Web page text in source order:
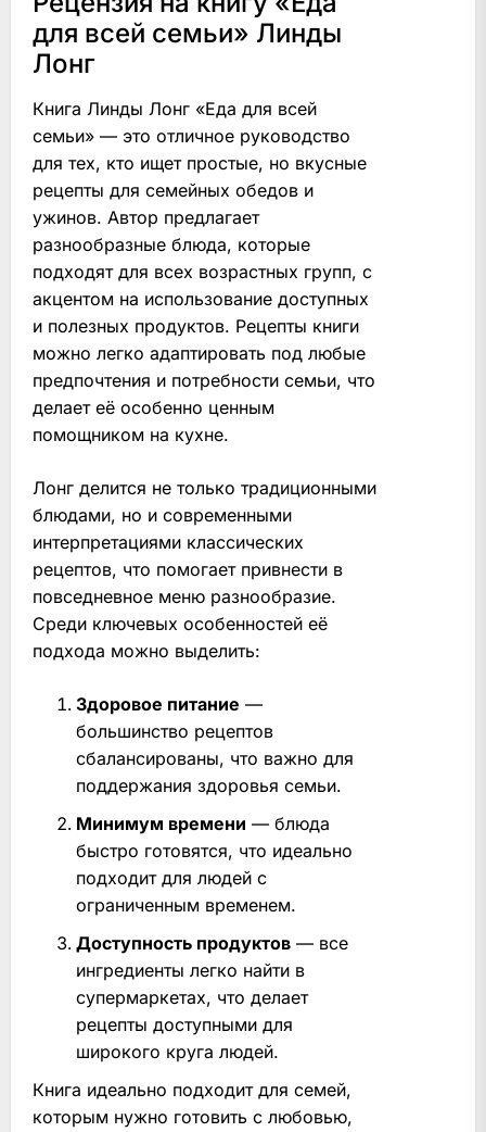
для всей семьи» Линды
Лонг
Книга Линды Лонг «Еда для всей
семьи» — это отличное руководство
для тех, кто ищет простые, но вкусные
рецепты для семейных обедов и
ужинов. Автор предлагает
разнообразные блюда, которые
подходят для всех возрастных групп, с
акцентом на использование доступных
и полезных продуктов. Рецепты книги
можно легко адаптировать под любые
предпочтения и потребности семьи, что
делает её особенно ценным
помощником на кухне.
Лонг делится не только традиционными
блюдами, но и современными
интерпретациями классических
рецептов, что помогает привнести в
повседневное меню разнообразие.
Среди ключевых особенностей её
подхода можно выделить:
Здоровое питание —
большинство рецептов
сбалансированы, что важно для
поддержания здоровья семьи.
Минимум времени — блюда
быстро готовятся, что идеально
подходит для людей с
ограниченным временем.
Доступность продуктов — все
ингредиенты легко найти в
супермаркетах, что делает
рецепты доступными для
широкого круга людей.
Книга идеально подходит для семей,
которым нужно готовить с любовью,